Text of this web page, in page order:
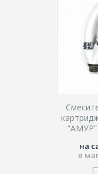
“АМУР”
в
на